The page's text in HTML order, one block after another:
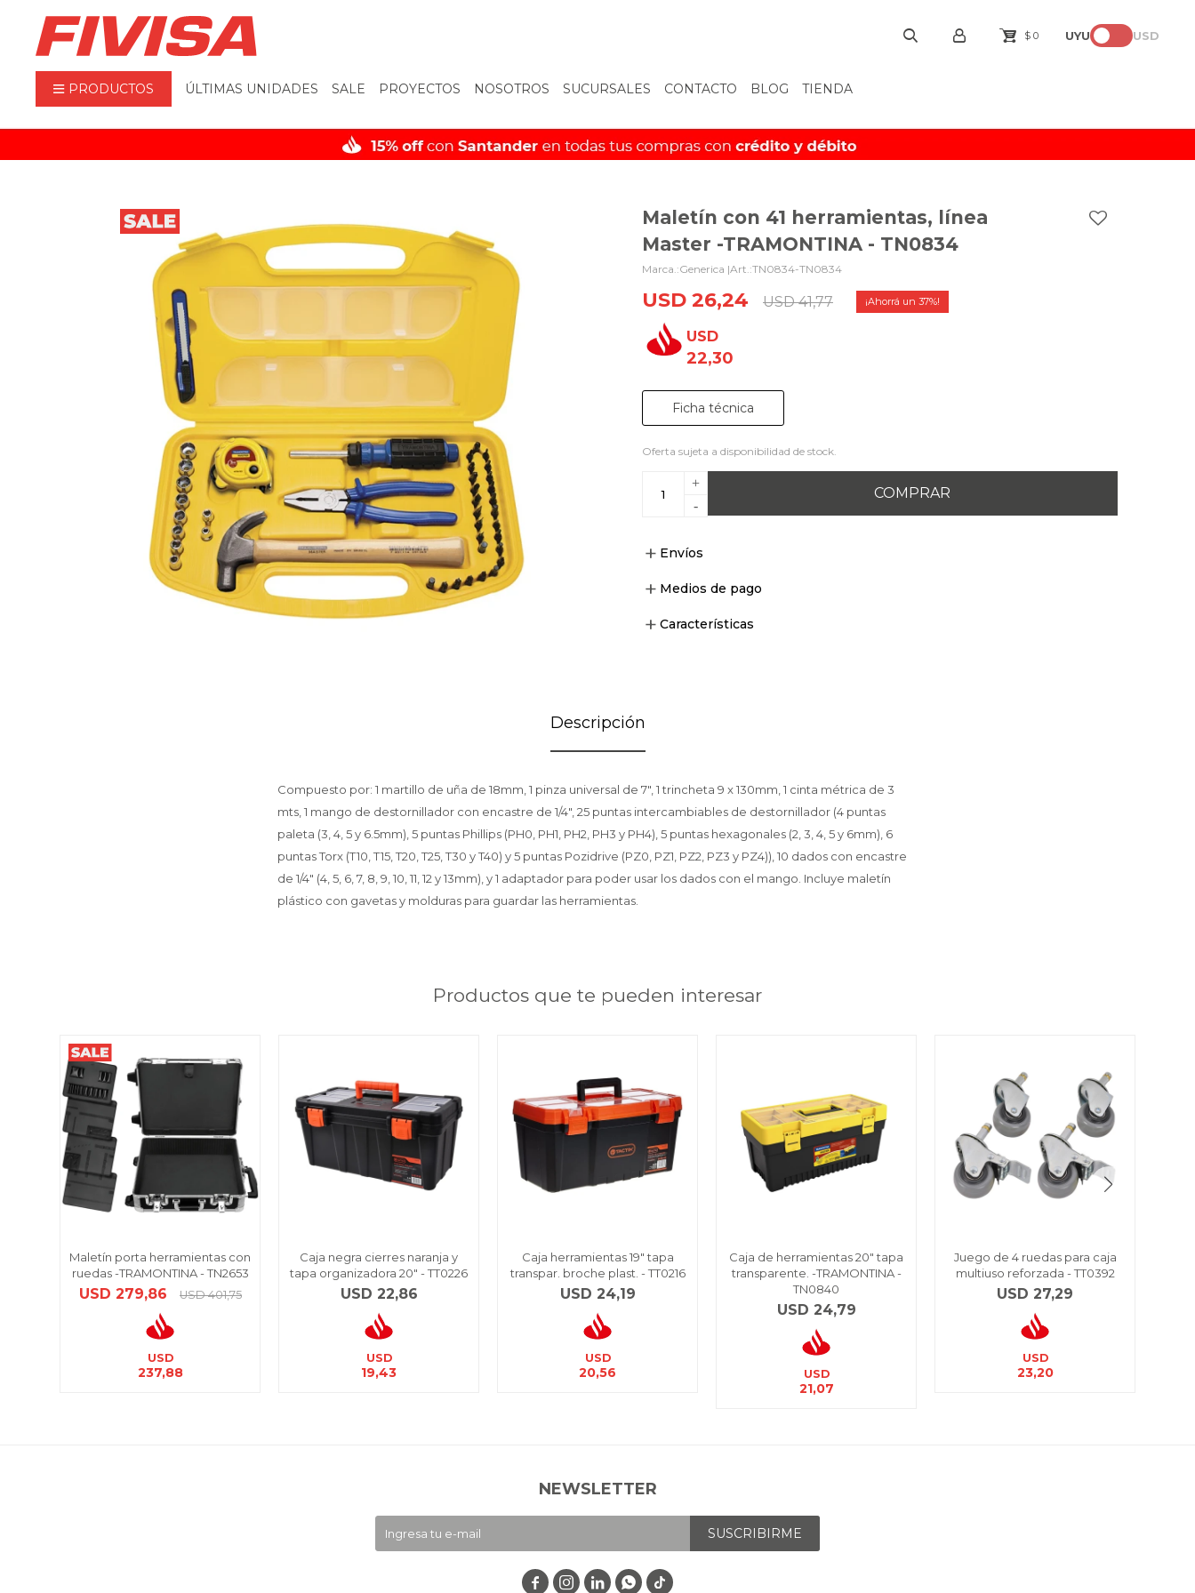
PRODUCTOS ÚLTIMAS UNIDADES SALE PROYECTOS NOSOTROS SUCURSALES CONTACTO BLOG TIENDA
$ 0 UYU USD
Maletín con 41 herramientas, línea
Master -TRAMONTINA - TN0834
Generica | TN0834-TN0834
USD 26,24 USD 41,77 37
USD
22,30
Ficha técnica
Oferta sujeta a disponibilidad de stock.
+
-
COMPRAR
Envíos
Medios de pago
Características
Descripción
Compuesto por: 1 martillo de uña de 18mm, 1 pinza universal de 7", 1 trincheta 9 x 130mm, 1 cinta métrica de 3
mts, 1 mango de destornillador con encastre de 1/4", 25 puntas intercambiables de destornillador (4 puntas
paleta (3, 4, 5 y 6.5mm), 5 puntas Phillips (PH0, PH1, PH2, PH3 y PH4), 5 puntas hexagonales (2, 3, 4, 5 y 6mm), 6
puntas Torx (T10, T15, T20, T25, T30 y T40) y 5 puntas Pozidrive (PZ0, PZ1, PZ2, PZ3 y PZ4)), 10 dados con encastre
de 1/4" (4, 5, 6, 7, 8, 9, 10, 11, 12 y 13mm), y 1 adaptador para poder usar los dados con el mango. Incluye maletín
plástico con gavetas y molduras para guardar las herramientas.
Productos que te pueden interesar
Maletín porta herramientas con
ruedas -TRAMONTINA - TN2653
USD 279,86 USD 401,75
USD
237,88
Caja negra cierres naranja y
tapa organizadora 20" - TT0226
USD 22,86
USD
19,43
Caja herramientas 19" tapa
transpar. broche plast. - TT0216
USD 24,19
USD
20,56
Caja de herramientas 20" tapa
transparente. -TRAMONTINA -
TN0840
USD 24,79
USD
21,07
Juego de 4 ruedas para caja
multiuso reforzada - TT0392
USD 27,29
USD
23,20
NEWSLETTER
SUSCRIBIRME
   